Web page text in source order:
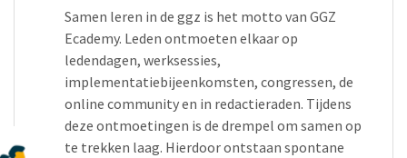
Samen leren in de ggz is het motto van GGZ
Ecademy. Leden ontmoeten elkaar op
ledendagen, werksessies,
implementatiebijeenkomsten, congressen, de
online community en in redactieraden. Tijdens
deze ontmoetingen is de drempel om samen op
te trekken laag. Hierdoor ontstaan spontane